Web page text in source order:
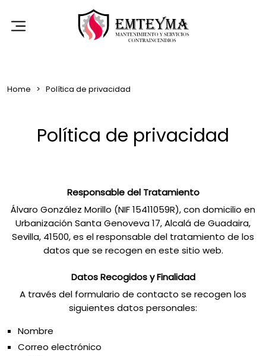
Home Política de privacidad
Política de privacidad
Responsable del Tratamiento
Álvaro González Morillo (NIF 15411059R), con domicilio en
Urbanización Santa Genoveva 17, Alcalá de Guadaira,
Sevilla, 41500, es el responsable del tratamiento de los
datos que se recogen en este sitio web.
Datos Recogidos y Finalidad
A través del formulario de contacto se recogen los
siguientes datos personales:
Nombre
Correo electrónico